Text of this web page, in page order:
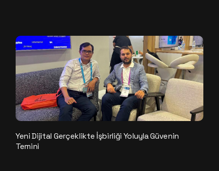
Yeni Dijital Gerçeklikte İşbirliği Yoluyla Güvenin
Temini